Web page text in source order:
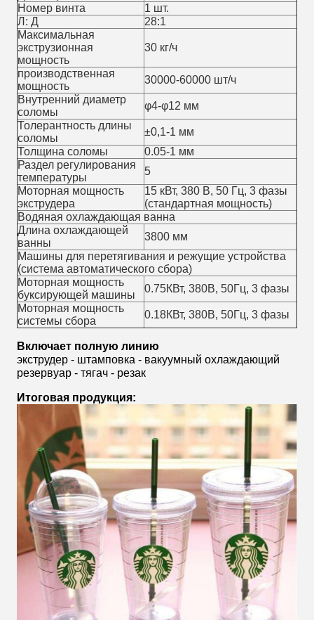
Номер винта
1 шт.
Л: Д
28:1
Максимальная
экструзионная
мощность
30 кг/ч
производственная
мощность
30000-60000 шт/ч
Внутренний диаметр
соломы
φ4-φ12 мм
Толерантность длины
соломы
±0,1-1 мм
Толщина соломы
0.05-1 мм
Раздел регулирования
температуры
5
Моторная мощность
экструдера
15 кВт, 380 В, 50 Гц, 3 фазы
(стандартная мощность)
Водяная охлаждающая ванна
Длина охлаждающей
ванны
3800 мм
Машины для перетягивания и режущие устройства
(система автоматического сбора)
Моторная мощность
буксирующей машины
0.75КВт, 380В, 50Гц, 3 фазы
Моторная мощность
системы сбора
0.18КВт, 380В, 50Гц, 3 фазы
Включает полную линию
экструдер - штамповка - вакуумный охлаждающий
резервуар - тягач - резак
Итоговая продукция: